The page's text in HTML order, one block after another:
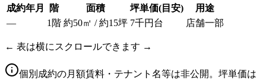
成約年月
階 面積 坪単価(目安)
用途
—
1階 約50㎡ / 約15坪 7千円台 店舗一部
← 表は横にスクロールできます →
個別成約の月額賃料・テナント名等は非公開。坪単価は